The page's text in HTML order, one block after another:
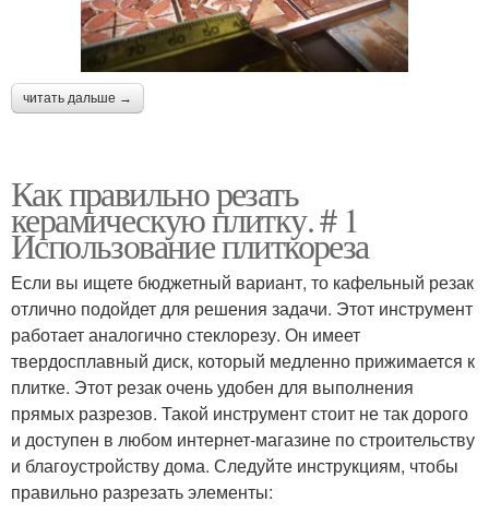
читать дальше →
Как правильно резать
керамическую плитку. # 1
Использование плиткореза
Если вы ищете бюджетный вариант, то кафельный резак
отлично подойдет для решения задачи. Этот инструмент
работает аналогично стеклорезу. Он имеет
твердосплавный диск, который медленно прижимается к
плитке. Этот резак очень удобен для выполнения
прямых разрезов. Такой инструмент стоит не так дорого
и доступен в любом интернет-магазине по строительству
и благоустройству дома. Следуйте инструкциям, чтобы
правильно разрезать элементы: